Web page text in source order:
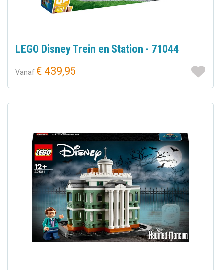
LEGO Disney Trein en Station - 71044
Vanaf € 439,95